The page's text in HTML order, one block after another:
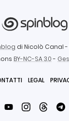
di Nicolò Canal -
BY-NC-SA 3.0-
LEGAL